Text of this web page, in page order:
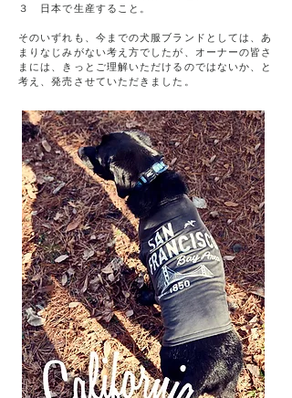
３ 日本で生産すること。
​そのいずれも、今までの犬服ブランドとしては、あ
まりなじみがない考え方でしたが、オーナーの皆さ
まには、きっとご理解いただけるのではないか、と
考え、発売させていただきました。